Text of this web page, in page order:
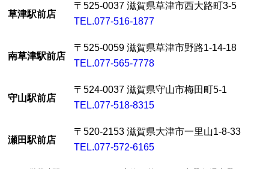
草津駅前店
〒525-0037 滋賀県草津市西大路町3-5
TEL.077-516-1877
南草津駅前店
〒525-0059 滋賀県草津市野路1-14-18
TEL.077-565-7778
守山駅前店
〒524-0037 滋賀県守山市梅田町5-1
TEL.077-518-8315
瀬田駅前店
〒520-2153 滋賀県大津市一里山1-8-33
TEL.077-572-6165